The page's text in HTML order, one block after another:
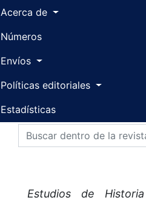
Acerca de
Números
Envíos
Políticas editoriales
Estadísticas
Estudios de